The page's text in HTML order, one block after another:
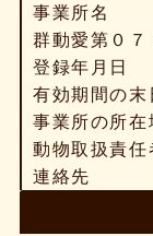
事業所名
群動愛第０
登録年月日
有効期間の
事業所の所
動物取扱責
連絡先 ０